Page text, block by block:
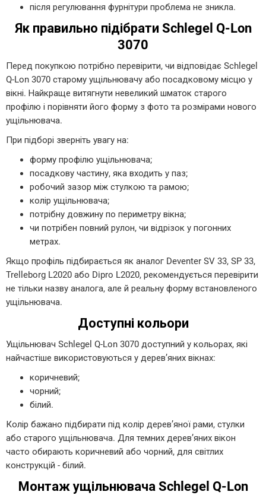
після регулювання фурнітури проблема не зникла.
Як правильно підібрати Schlegel Q-Lon
3070
Перед покупкою потрібно перевірити, чи відповідає Schlegel
Q-Lon 3070 старому ущільнювачу або посадковому місцю у
вікні. Найкраще витягнути невеликий шматок старого
профілю і порівняти його форму з фото та розмірами нового
ущільнювача.
При підборі зверніть увагу на:
форму профілю ущільнювача;
посадкову частину, яка входить у паз;
робочий зазор між стулкою та рамою;
колір ущільнювача;
потрібну довжину по периметру вікна;
чи потрібен повний рулон, чи відрізок у погонних
метрах.
Якщо профіль підбирається як аналог Deventer SV 33, SP 33,
Trelleborg L2020 або Dipro L2020, рекомендується перевірити
не тільки назву аналога, але й реальну форму встановленого
ущільнювача.
Доступні кольори
Ущільнювач Schlegel Q-Lon 3070 доступний у кольорах, які
найчастіше використовуються у дерев’яних вікнах:
коричневий;
чорний;
білий.
Колір бажано підбирати під колір дерев’яної рами, стулки
або старого ущільнювача. Для темних дерев’яних вікон
часто обирають коричневий або чорний, для світлих
конструкцій - білий.
Монтаж ущільнювача Schlegel Q-Lon